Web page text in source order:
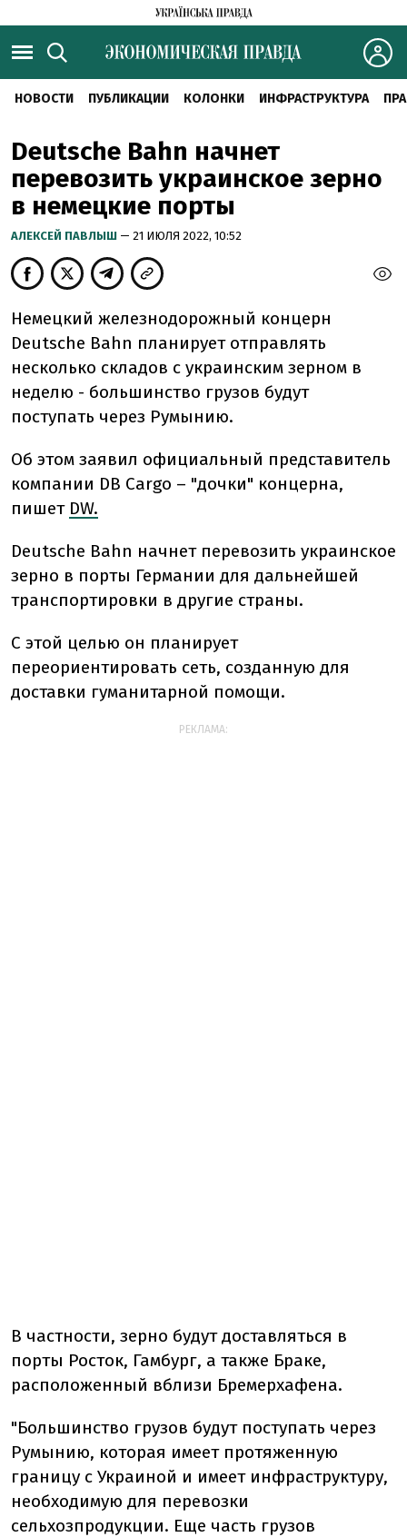
НОВОСТИ ПУБЛИКАЦИИ КОЛОНКИ ИНФРАСТРУКТУРА
Deutsche Bahn начнет
перевозить украинское зерно
в немецкие порты
АЛЕКСЕЙ ПАВЛЫШ — 21 ИЮЛЯ 2022, 10:52
Немецкий железнодорожный концерн
Deutsche Bahn планирует отправлять
несколько складов с украинским зерном в
неделю - большинство грузов будут
поступать через Румынию.
Об этом заявил официальный представитель
компании DB Cargo – "дочки" концерна,
пишет DW.
Deutsche Bahn начнет перевозить украинское
зерно в порты Германии для дальнейшей
транспортировки в другие страны.
С этой целью он планирует
переориентировать сеть, созданную для
доставки гуманитарной помощи.
РЕКЛАМА:
В частности, зерно будут доставляться в
порты Росток, Гамбург, а также Браке,
расположенный вблизи Бремерхафена.
"Большинство грузов будут поступать через
Румынию, которая имеет протяженную
границу с Украиной и имеет инфраструктуру,
необходимую для перевозки
сельхозпродукции. Еще часть грузов